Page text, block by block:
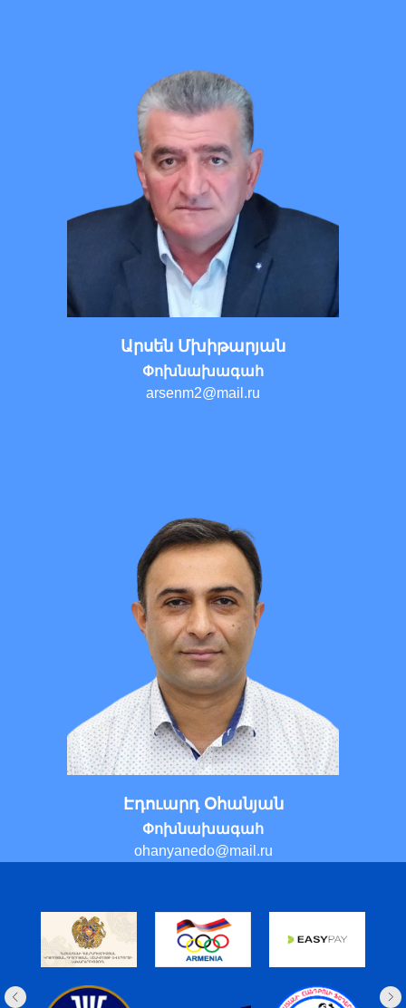
Արսեն Մխիթարյան
Փոխնախագահ
arsenm2@mail.ru
Էդուարդ Օհանյան
Փոխնախագահ
ohanyanedo@mail.ru